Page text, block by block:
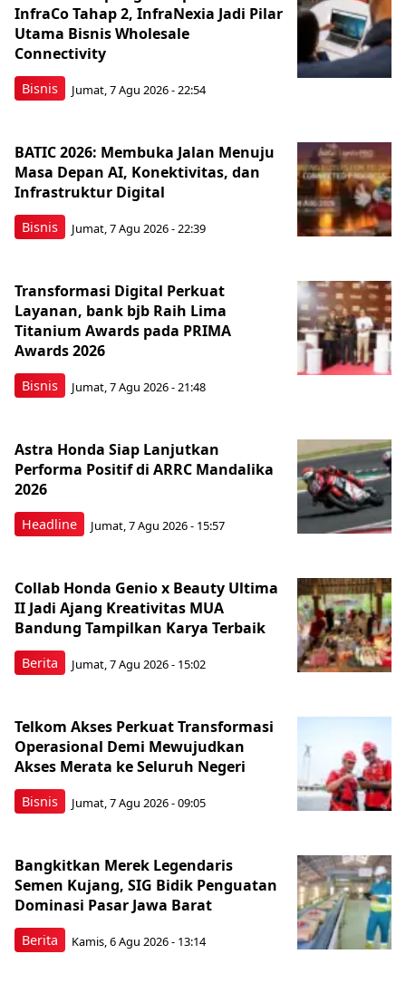
Bisnis
InfraCo Tahap 2, InfraNexia Jadi Pilar
Utama Bisnis Wholesale
Connectivity
Jumat, 7 Agu 2026 - 22:54
Bisnis
BATIC 2026: Membuka Jalan Menuju
Masa Depan AI, Konektivitas, dan
Infrastruktur Digital
Jumat, 7 Agu 2026 - 22:39
Bisnis
Transformasi Digital Perkuat
Layanan, bank bjb Raih Lima
Titanium Awards pada PRIMA
Awards 2026
Jumat, 7 Agu 2026 - 21:48
Headline
Astra Honda Siap Lanjutkan
Performa Positif di ARRC Mandalika
2026
Jumat, 7 Agu 2026 - 15:57
Berita
Collab Honda Genio x Beauty Ultima
II Jadi Ajang Kreativitas MUA
Bandung Tampilkan Karya Terbaik
Jumat, 7 Agu 2026 - 15:02
Bisnis
Telkom Akses Perkuat Transformasi
Operasional Demi Mewujudkan
Akses Merata ke Seluruh Negeri
Jumat, 7 Agu 2026 - 09:05
Berita
Bangkitkan Merek Legendaris
Semen Kujang, SIG Bidik Penguatan
Dominasi Pasar Jawa Barat
Kamis, 6 Agu 2026 - 13:14